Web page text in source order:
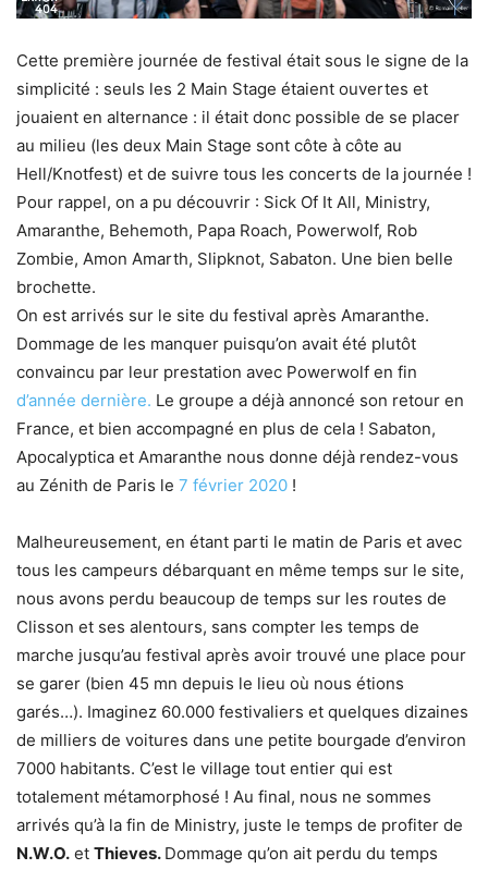
Cette première journée de festival était sous le signe de la
simplicité : seuls les 2 Main Stage étaient ouvertes et
jouaient en alternance : il était donc possible de se placer
au milieu (les deux Main Stage sont côte à côte au
Hell/Knotfest) et de suivre tous les concerts de la journée !
Pour rappel, on a pu découvrir : Sick Of It All, Ministry,
Amaranthe, Behemoth, Papa Roach, Powerwolf, Rob
Zombie, Amon Amarth, Slipknot, Sabaton. Une bien belle
brochette.
On est arrivés sur le site du festival après Amaranthe.
Dommage de les manquer puisqu’on avait été plutôt
convaincu par leur prestation avec Powerwolf en fin
d’année dernière. Le groupe a déjà annoncé son retour en
France, et bien accompagné en plus de cela ! Sabaton,
Apocalyptica et Amaranthe nous donne déjà rendez-vous
au Zénith de Paris le 7 février 2020 !
Malheureusement, en étant parti le matin de Paris et avec
tous les campeurs débarquant en même temps sur le site,
nous avons perdu beaucoup de temps sur les routes de
Clisson et ses alentours, sans compter les temps de
marche jusqu’au festival après avoir trouvé une place pour
se garer (bien 45 mn depuis le lieu où nous étions
garés…). Imaginez 60.000 festivaliers et quelques dizaines
de milliers de voitures dans une petite bourgade d’environ
7000 habitants. C’est le village tout entier qui est
totalement métamorphosé ! Au final, nous ne sommes
arrivés qu’à la fin de Ministry, juste le temps de profiter de
N.W.O. et Thieves. Dommage qu’on ait perdu du temps